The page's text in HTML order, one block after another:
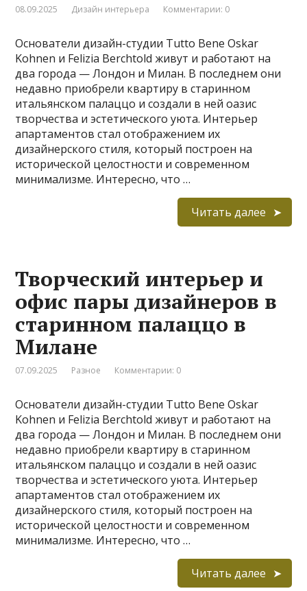
08.09.2025 Дизайн интерьера Комментарии: 0
Основатели дизайн-студии Tutto Bene Oskar
Kohnen и Felizia Berchtold живут и работают на
два города — Лондон и Милан. В последнем они
недавно приобрели квартиру в старинном
итальянском палаццо и создали в ней оазис
творчества и эстетического уюта. Интерьер
апартаментов стал отображением их
дизайнерского стиля, который построен на
исторической целостности и современном
минимализме. Интересно, что …
Читать далее
Творческий интерьер и
офис пары дизайнеров в
старинном палаццо в
Милане
07.09.2025 Разное Комментарии: 0
Основатели дизайн-студии Tutto Bene Oskar
Kohnen и Felizia Berchtold живут и работают на
два города — Лондон и Милан. В последнем они
недавно приобрели квартиру в старинном
итальянском палаццо и создали в ней оазис
творчества и эстетического уюта. Интерьер
апартаментов стал отображением их
дизайнерского стиля, который построен на
исторической целостности и современном
минимализме. Интересно, что …
Читать далее